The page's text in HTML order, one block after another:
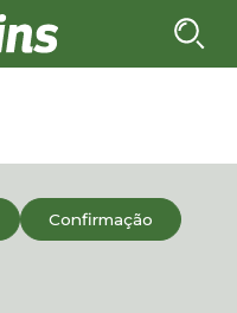
Confirmação